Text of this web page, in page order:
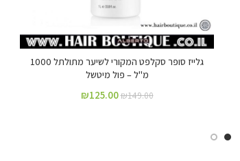
גלייז סופר סקלפט המקורי לשיער מתולתל 1000
מ"ל – פול מיטשל
₪149.00
₪125.00